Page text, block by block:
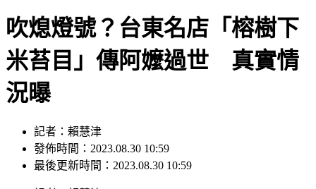
吹熄燈號？台東名店「榕樹下
米苔目」傳阿嬤過世 真實情
況曝
記者：賴慧津
發佈時間：2023.08.30 10:59